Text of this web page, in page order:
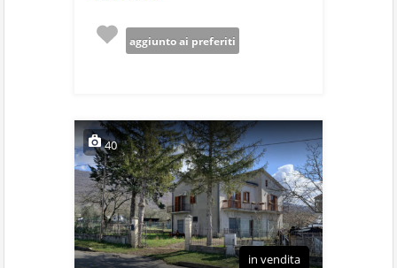
aggiunto ai preferiti
40
in vendita